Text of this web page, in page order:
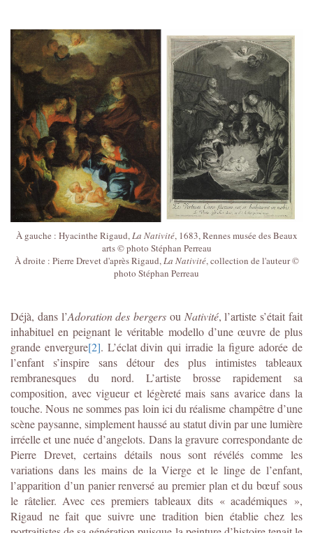
À gauche : Hyacinthe Rigaud,La Nativité, 1683, Rennes musée des Beaux
arts © photo Stéphan Perreau
À droite : Pierre Drevet d'après Rigaud,La Nativité, collection de l'auteur ©
photo Stéphan Perreau
Déjà, dans l’Adoration des bergers ou Nativité, l’artiste s’était fait
inhabituel en peignant le véritable modello d’une œuvre de plus
grande envergure[2]. L’éclat divin qui irradie la figure adorée de
l’enfant s’inspire sans détour des plus intimistes tableaux
rembranesques du nord. L’artiste brosse rapidement sa
composition, avec vigueur et légèreté mais sans avarice dans la
touche. Nous ne sommes pas loin ici du réalisme champêtre d’une
scène paysanne, simplement haussé au statut divin par une lumière
irréelle et une nuée d’angelots. Dans la gravure correspondante de
Pierre Drevet, certains détails nous sont révélés comme les
variations dans les mains de la Vierge et le linge de l’enfant,
l’apparition d’un panier renversé au premier plan et du bœuf sous
le râtelier. Avec ces premiers tableaux dits « académiques »,
Rigaud ne fait que suivre une tradition bien établie chez les